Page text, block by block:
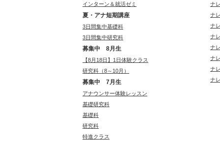
インターン＆就活ゼミ
夏・アナ短期講座
3日間集中基礎科
3日間集中研究科
募集中 8月生
【8月18日】1日体験クラス
研究科（8～10月）
募集中 7月生
アナウンサー体験レッスン
基礎研究科
基礎科
研究科
特進クラス
ナ
ナ
ナ
ナ
ナ
ナ
ナ
ナ